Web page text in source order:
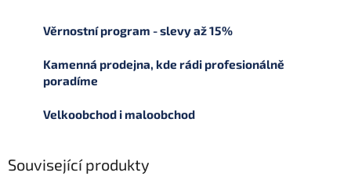
Věrnostní program - slevy až 15%
Kamenná prodejna, kde rádi profesionálně
poradíme
Velkoobchod i maloobchod
Související produkty